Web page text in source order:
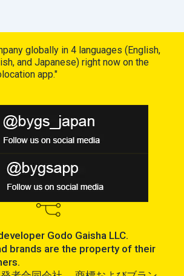
globally in 4 languages (English,
and Japanese) right now on the
app."
Godo Gaisha LLC.
brands are the property of their